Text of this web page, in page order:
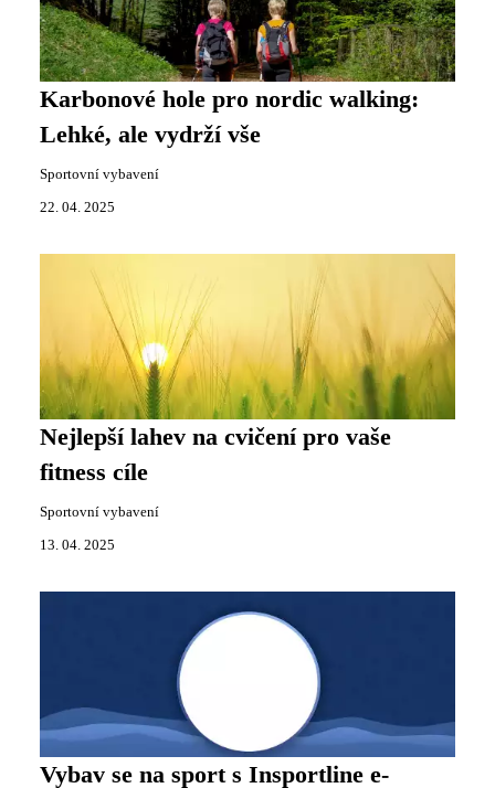
Karbonové hole pro nordic walking:
Lehké, ale vydrží vše
Sportovní vybavení
22. 04. 2025
Nejlepší lahev na cvičení pro vaše
fitness cíle
Sportovní vybavení
13. 04. 2025
Vybav se na sport s Insportline e-